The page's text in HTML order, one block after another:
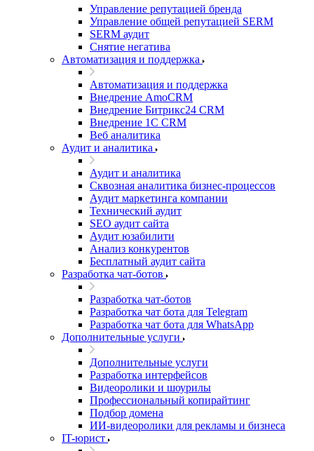
Управление репутацией бренда
Управление общей репутацией SERM
SERM аудит
Снятие негатива
Автоматизация и поддержка
Автоматизация и поддержка
Внедрение AmoCRM
Внедрение Битрикс24 CRM
Внедрение 1C CRM
Веб аналитика
Аудит и аналитика
Аудит и аналитика
Сквозная аналитика бизнес-процессов
Аудит маркетинга компании
Технический аудит
SEO аудит сайта
Аудит юзабилити
Анализ конкурентов
Бесплатный аудит сайта
Разработка чат-ботов
Разработка чат-ботов
Разработка чат бота для Telegram
Разработка чат бота для WhatsApp
Дополнительные услуги
Дополнительные услуги
Разработка интерфейсов
Видеоролики и шоурилы
Профессиональный копирайтинг
Подбор домена
ИИ-видеоролики для рекламы и бизнеса
IT-юрист